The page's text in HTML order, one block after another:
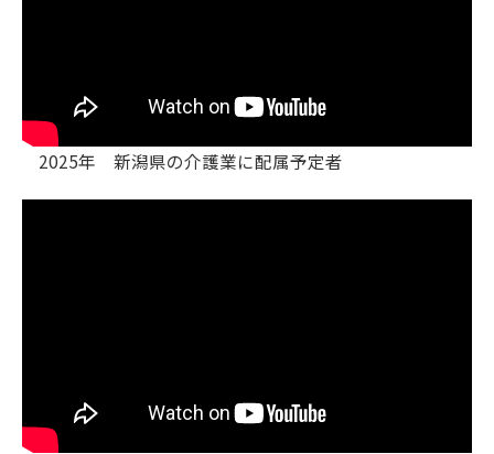
2025年 新潟県の介護業に配属予定者